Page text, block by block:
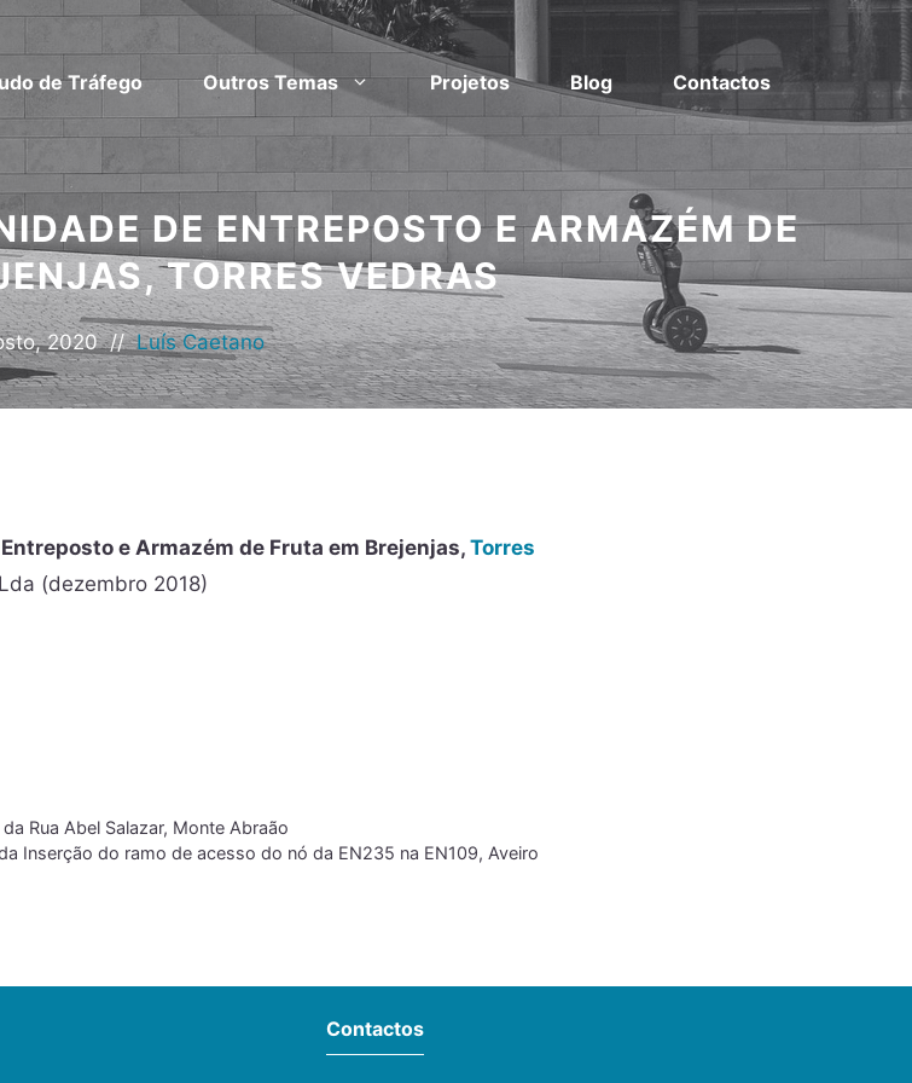
de Tráfego Outros Temas Projetos Blog Contactos
DE ENTREPOSTO E ARMAZÉM DE
TORRES VEDRAS
2020 // Luís Caetano
e Armazém de Fruta em Brejenjas, Torres
Lda (dezembro 2018)
Rua Abel Salazar, Monte Abraão
Inserção do ramo de acesso do nó da EN235 na EN109, Aveiro
Contactos